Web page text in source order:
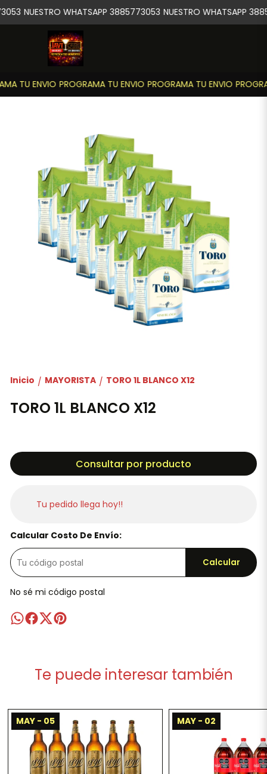
TU ENVIO PROGRAMA TU ENVIO PROGRAMA TU ENVIO
NUESTRO WHATSAPP 3885773053 NUESTRO WHATSAPP
Inicio / MAYORISTA / TORO 1L BLANCO X12
TORO 1L BLANCO X12
Consultar por producto
Tu pedido llega hoy!!
Calcular Costo De Envío:
Calcular
No sé mi código postal
Te puede interesar también
MAY - 05 MAY - 02